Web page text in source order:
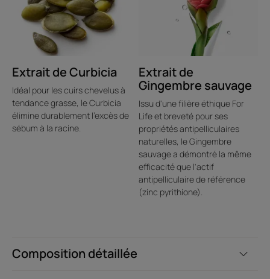
Texture Environnement
Avantage de la texture
Shampooing gel pur et cristallin à la formule légère.
Composition détaillée
Extrait de Curbicia
Idéal pour les cuirs chevelus à
tendance grasse, le Curbicia
élimine durablement l'excès de
sébum à la racine.
Extrait de
Gingembre sauvage
Issu d'une filière éthique For
Life et breveté pour ses
propriétés antipelliculaires
naturelles, le Gingembre
sauvage a démontré la même
efficacité que l'actif
antipelliculaire de référence
(zinc pyrithione).